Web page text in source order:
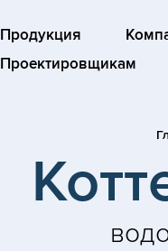
Продукция
Проектировщикам